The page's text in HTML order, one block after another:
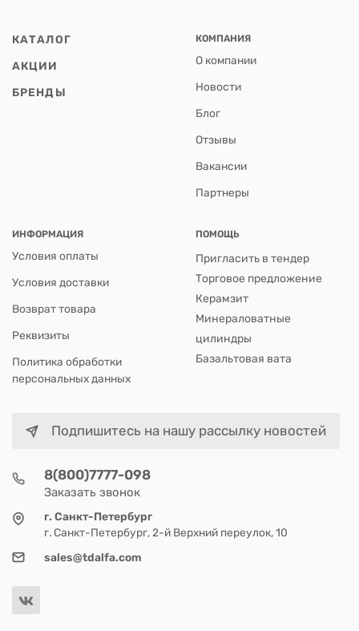
КАТАЛОГ
АКЦИИ
БРЕНДЫ
КОМПАНИЯ
О компании
Новости
Блог
Отзывы
Вакансии
Партнеры
ИНФОРМАЦИЯ
Условия оплаты
Условия доставки
Возврат товара
Реквизиты
Политика обработки
персональных данных
ПОМОЩЬ
Пригласить в тендер
Торговое предложение
Керамзит
Минераловатные
цилиндры
Базальтовая вата
Подпишитесь на нашу рассылку новостей
8(800)7777-098
Заказать звонок
г. Санкт-Петербург
г. Санкт-Петербург, 2-й Верхний переулок, 10
sales@tdalfa.com